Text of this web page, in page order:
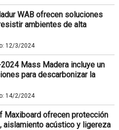
WAB ofrecen soluciones
ambientes de alta
12/3/2024
Mass Madera incluye un
para descarbonizar la
14/2/2024
Maxiboard ofrecen protección
aislamiento acústico y ligereza